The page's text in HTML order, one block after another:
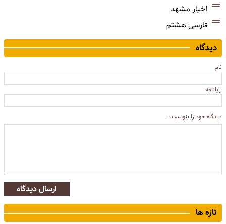
اخبار مشهد
فارسی هشتم
دیدگاه
نام
رایانامه
دیدگاه خود را بنویسید:
ارسال دیدگاه
تازه ها